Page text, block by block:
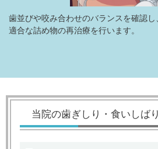
歯並びや咬み合わせのバランスを確認
適合な詰め物の再治療を行います。
当院の歯ぎしり・食いしば